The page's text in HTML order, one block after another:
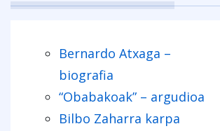
Bernardo Atxaga –
biografia
“Obabakoak” – argudioa
Bilbo Zaharra karpa